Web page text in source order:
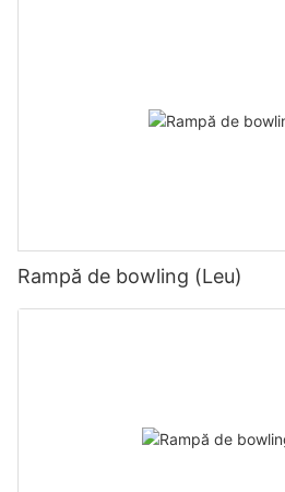
Rampă de bowling (Leu)